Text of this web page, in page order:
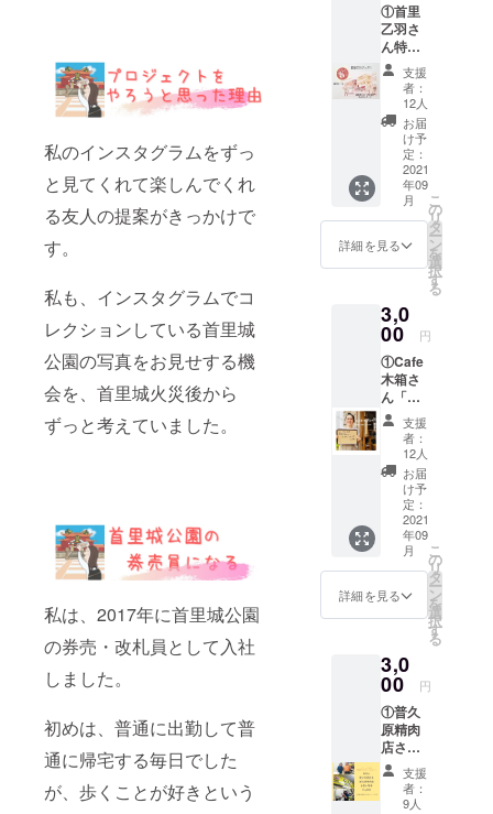
私のインスタグラムをずっ
と見てくれて楽しんでくれ
る友人の提案がきっかけで
す。
私も、インスタグラムでコ
レクションしている首里城
公園の写真をお見せする機
会を、首里城火災後から
ずっと考えていました。
私は、2017年に首里城公園
の券売・改札員として入社
しました。
初めは、普通に出勤して普
通に帰宅する毎日でした
が、歩くことが好きという
①首里
乙羽さ
ん特製
ジェ
ラー
ト お
ひとつ
❤︎ ②首
里乙羽
さんオ
リジナ
ルグッ
ズ ③お
礼の
メッ
店主の
ともこ
さん
は、芸
術で首
里の町
を盛り
上げて
いこう
という
意気込
みお持
ちの方
です。
興味の
ある方
は是非
い！ ※
使用期
ジェ
ラート
引き換
え券が
お手元
に届い
支援
者：
12人
お届
け予
定：
2021
年09
月
詳細を見る
こ
の
リ
タ
ー
ン
を
選
択
す
る
3,0
00 円
①Cafe
木箱さ
ん「ご
はん
券」
②「み
さきの
食べた
木箱の
ごはん
ポスト
カー
ド」3
枚 ※こ
ちらで
お届け
いたし
ます。
③お礼
のメッ
セージ
カード
今回の
リター
支援
者：
12人
お届
け予
定：
2021
年09
月
詳細を見る
こ
の
リ
タ
ー
ン
を
選
択
す
る
3,0
00 円
①普久
原精肉
店さん
お買い
物券・
1,000円
支援
者：
9人